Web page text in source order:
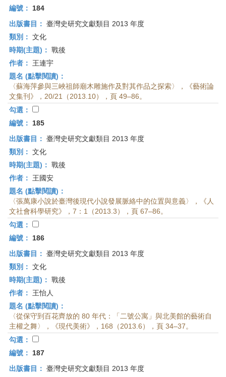
編號：
184
出版書目： 臺灣史研究文獻類目 2013 年度
類別： 文化
時期(主題)： 戰後
作者：
王連宇
題名 (點擊閱讀)：
〈蘇海萍參與三峽祖師廟木雕施作及對其作品之探索〉，《藝術論
文集刊》，20/21（2013.10），頁 49–86。
勾選：
編號：
185
出版書目： 臺灣史研究文獻類目 2013 年度
類別： 文化
時期(主題)： 戰後
作者：
王國安
題名 (點擊閱讀)：
〈張萬康小說於臺灣後現代小說發展脈絡中的位置與意義〉，《人
文社會科學研究》，7：1（2013.3），頁 67–86。
勾選：
編號：
186
出版書目： 臺灣史研究文獻類目 2013 年度
類別： 文化
時期(主題)： 戰後
作者：
王怡人
題名 (點擊閱讀)：
〈從保守到百花齊放的 80 年代：「二號公寓」與北美館的藝術自
主權之舞〉，《現代美術》，168（2013.6），頁 34–37。
勾選：
編號：
187
出版書目： 臺灣史研究文獻類目 2013 年度